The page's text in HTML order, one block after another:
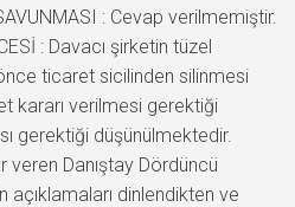
: Cevap verilmemiştir.
: Davacı şirketin tüzel
ticaret sicilinden silinmesi
kararı verilmesi gerektiği
gerektiği düşünülmektedir.
veren Danıştay Dördüncü
açıklamaları dinlendikten ve